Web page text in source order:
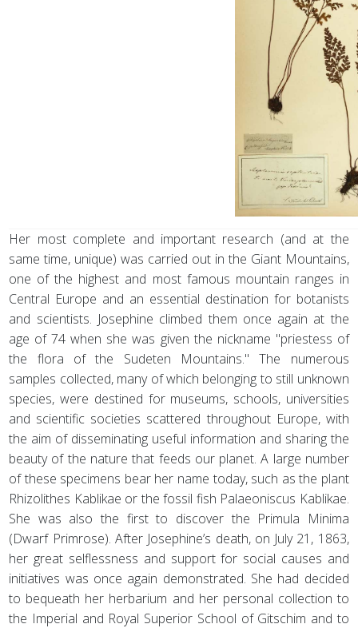
Her most complete and important research (and at the
same time, unique) was carried out in the Giant Mountains,
one of the highest and most famous mountain ranges in
Central Europe and an essential destination for botanists
and scientists. Josephine climbed them once again at the
age of 74 when she was given the nickname "priestess of
the flora of the Sudeten Mountains." The numerous
samples collected, many of which belonging to still unknown
species, were destined for museums, schools, universities
and scientific societies scattered throughout Europe, with
the aim of disseminating useful information and sharing the
beauty of the nature that feeds our planet. A large number
of these specimens bear her name today, such as the plant
Rhizolithes Kablikae or the fossil fish Palaeoniscus Kablikae.
She was also the first to discover the Primula Minima
(Dwarf Primrose). After Josephine’s death, on July 21, 1863,
her great selflessness and support for social causes and
initiatives was once again demonstrated. She had decided
to bequeath her herbarium and her personal collection to
the Imperial and Royal Superior School of Gitschim and to